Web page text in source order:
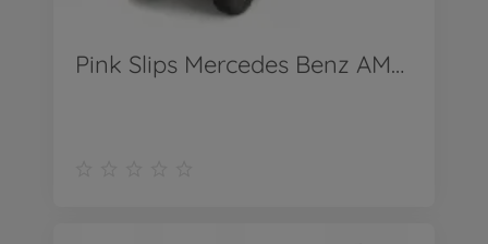
Pink Slips Mercedes Benz AMG 1:24 - Produkt Video